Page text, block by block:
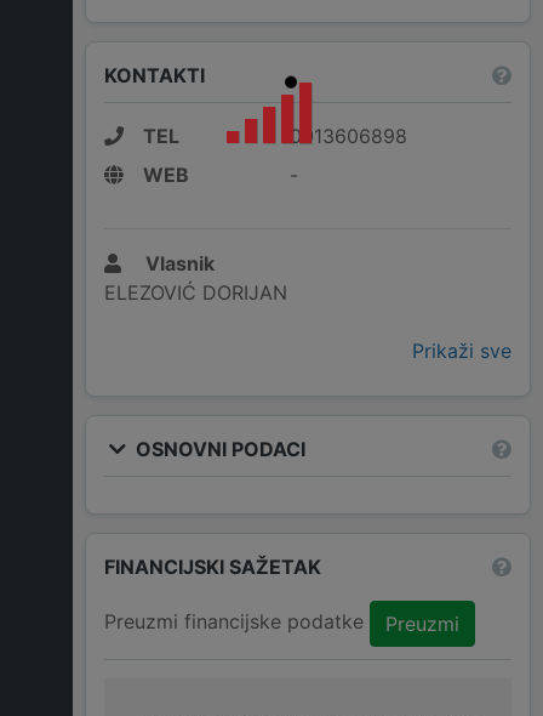
KONTAKTI
TEL
0913606898
WEB
-
Vlasnik
ELEZOVIĆ DORIJAN
Prikaži sve
OSNOVNI PODACI
FINANCIJSKI SAŽETAK
Preuzmi financijske podatke Preuzmi